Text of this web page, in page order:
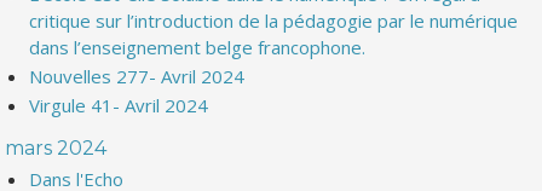
critique sur l’introduction de la pédagogie par le numérique
dans l’enseignement belge francophone.
Nouvelles 277- Avril 2024
Virgule 41- Avril 2024
mars 2024
Dans l'Echo